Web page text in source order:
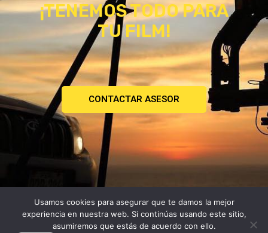
¡TENEMOS TODO PARA
TU FILM!
CONTACTAR ASESOR
Copyright © 2026
Atomica | Crew & Equipment Rental House.
Usamos cookies para asegurar que te damos la mejor
experiencia en nuestra web. Si continúas usando este sitio,
asumiremos que estás de acuerdo con ello.